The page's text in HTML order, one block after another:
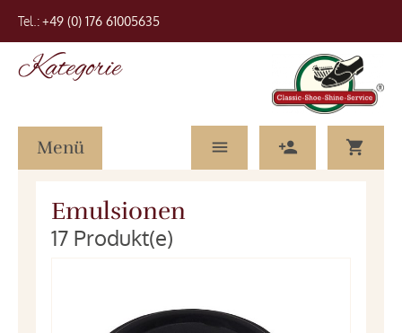
Tel.:+49 (0) 176 61005635
Kategorie
Menü
Emulsionen
17 Produkt(e)